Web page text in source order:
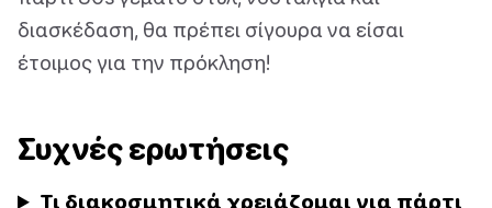
διασκέδαση, θα πρέπει σίγουρα να είσαι
έτοιμος για την πρόκληση!
Συχνές ερωτήσεις
Τι διακοσμητικά χρειάζομαι για πάρτι